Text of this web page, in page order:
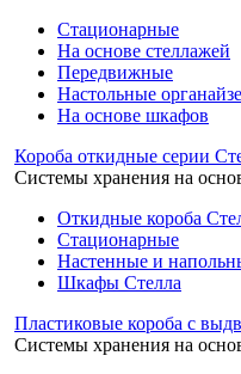
Стационарные
На основе стеллажей
Передвижные
Настольные
На основе шкафов
Короба откидные серии
Системы хранения на
Откидные короба
Стационарные
Настенные и
Шкафы Стелла
Пластиковые короба с
Системы хранения на